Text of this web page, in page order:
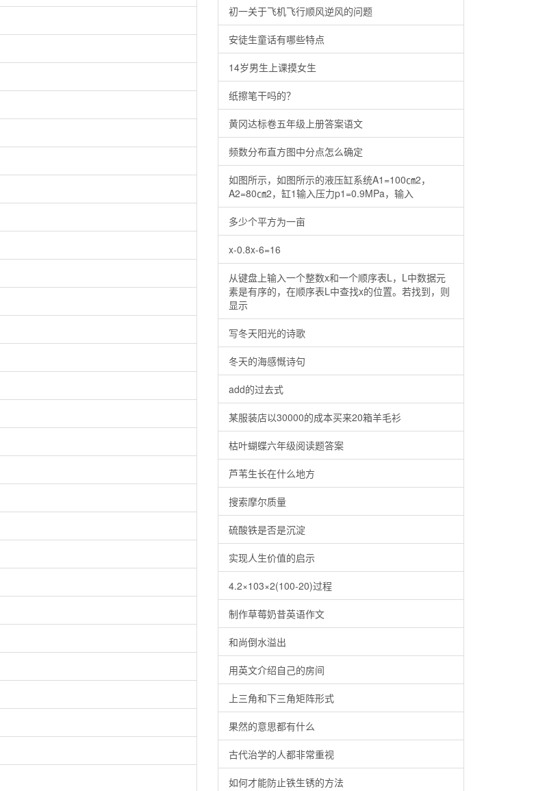
初一关于飞机飞行顺风逆风的问题
安徒生童话有哪些特点
14岁男生上课摸女生
纸擦笔干吗的？
黄冈达标卷五年级上册答案语文
频数分布直方图中分点怎么确定
如图所示，如图所示的液压缸系统A1=100㎝2，
A2=80㎝2，缸1输入压力p1=0.9MPa，输入
多少个平方为一亩
x-0.8x-6=16
从键盘上输入一个整数x和一个顺序表L，L中数据元
素是有序的，在顺序表L中查找x的位置。若找到，则
显示
写冬天阳光的诗歌
冬天的海感慨诗句
add的过去式
某服装店以30000的成本买来20箱羊毛衫
枯叶蝴蝶六年级阅读题答案
芦苇生长在什么地方
搜索摩尔质量
硫酸铁是否是沉淀
实现人生价值的启示
4.2×103×2(100-20)过程
制作草莓奶昔英语作文
和尚倒水溢出
用英文介绍自己的房间
上三角和下三角矩阵形式
果然的意思都有什么
古代治学的人都非常重视
如何才能防止铁生锈的方法